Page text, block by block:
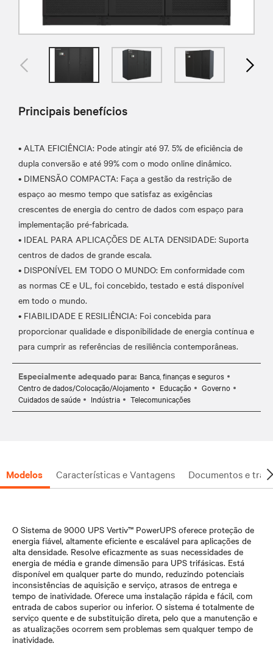
Principais benefícios
• ALTA EFICIÊNCIA: Pode atingir até 97. 5% de eficiência de
dupla conversão e até 99% com o modo online dinâmico.
• DIMENSÃO COMPACTA: Faça a gestão da restrição de
espaço ao mesmo tempo que satisfaz as exigências
crescentes de energia do centro de dados com espaço para
implementação pré-fabricada.
• IDEAL PARA APLICAÇÕES DE ALTA DENSIDADE: Suporta
centros de dados de grande escala.
• DISPONÍVEL EM TODO O MUNDO: Em conformidade com
as normas CE e UL, foi concebido, testado e está disponível
em todo o mundo.
• FIABILIDADE E RESILIÊNCIA: Foi concebida para
proporcionar qualidade e disponibilidade de energia contínua e
Especialmente adequado para: Banca, finanças e seguros
Centro de dados/Colocação/Alojamento
Educação
Governo
Cuidados de saúde
Indústria Telecomunicações
Modelos Características e Vantagens Documentos e
O Sistema de 9000 UPS Vertiv™ PowerUPS oferece proteção de
energia fiável, altamente eficiente e escalável para aplicações de
alta densidade. Resolve eficazmente as suas necessidades de
energia de média e grande dimensão para UPS trifásicas. Está
disponível em qualquer parte do mundo, reduzindo potenciais
inconsistências de aquisição e serviço, atrasos de entrega e
tempo de inatividade. Oferece uma instalação rápida e fácil, com
entrada de cabos superior ou inferior. O sistema é totalmente de
serviço quente e de substituição direta, pelo que a manutenção e
as atualizações ocorrem sem problemas sem qualquer tempo de
inatividade.